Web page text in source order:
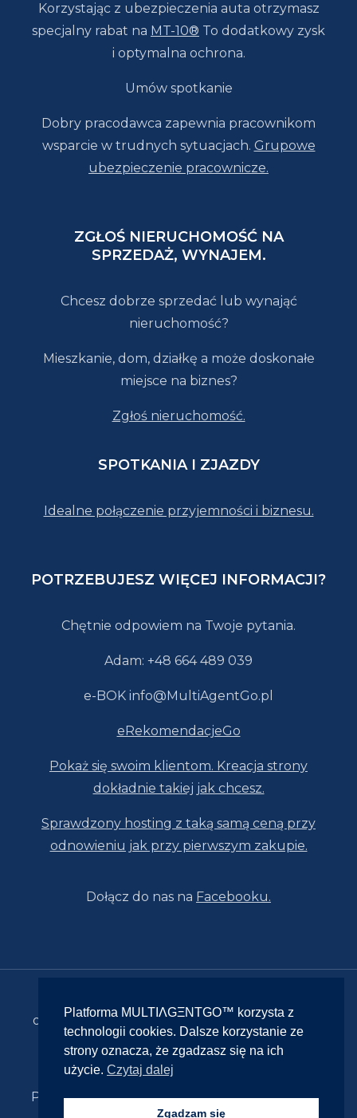
Korzystając z ubezpieczenia auta otrzymasz
specjalny rabat na MT-10® To dodatkowy zysk
i optymalna ochrona.
Umów spotkanie
Dobry pracodawca zapewnia pracownikom
wsparcie w trudnych sytuacjach. Grupowe
ubezpieczenie pracownicze.
ZGŁOŚ NIERUCHOMOŚĆ NA
SPRZEDAŻ, WYNAJEM.
Chcesz dobrze sprzedać lub wynająć
nieruchomość?
Mieszkanie, dom, działkę a może doskonałe
miejsce na biznes?
Zgłoś nieruchomość.
SPOTKANIA I ZJAZDY
Idealne połączenie przyjemności i biznesu.
POTRZEBUJESZ WIĘCEJ INFORMACJI?
Chętnie odpowiem na Twoje pytania.
Adam: +48 664 489 039
e-BOK info@MultiAgentGo.pl
eRekomendacjeGo
Pokaż się swoim klientom. Kreacja strony
dokładnie takiej jak chcesz.
Sprawdzony hosting z taką samą ceną przy
odnowieniu jak przy pierwszym zakupie.
Dołącz do nas na Facebooku.
obsługiwana przez IMΞRITRΛDING właściciela
marki MULTIΛGΞNTGO™ | Finanse,
ubezpieczenia, nieruchomości, turystyka,
produkty premium | Olkusz małopolskie |
Potrzebujesz więcej informacji? Adam +48 664
Platforma MULTIΛGΞNTGO™ korzysta z
technologii cookies. Dalsze korzystanie ze
strony oznacza, że zgadzasz się na ich
użycie. Czytaj dalej
Zgadzam się